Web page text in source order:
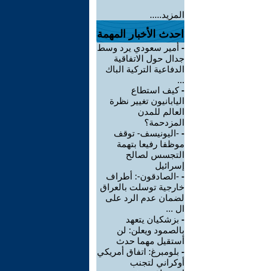
المزيد.....
احدث الأخبار المهمة
- أمير سعودي يرد وسط
جدال حول الاتفاقية
الدفاعية التركية الباك
...
-كيف استطاع
اليابانيون تغيير نظرة
العالم للمدن
المزدحمة؟
- -اليونيسف- توقف
موظفا رفيعا بتهمة
التجسس لصالح
إسرائيل
- -الصادقون-: أطراف
خارجية توسلت بالعراق
لضمان عدم الرد على
ال ...
- بزشكيان يتعهد
بالصمود ويعلن: لن
أستقيل مهما حدث
- بلومبرغ: اتفاق أمريكي
أوكراني لتجنب